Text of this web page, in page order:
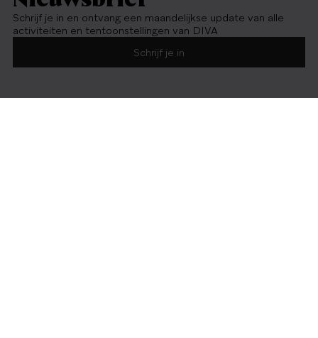
Schrijf je in en ontvang een maandelijkse update van alle
activiteiten en tentoonstellingen van DIVA
Schrijf je in